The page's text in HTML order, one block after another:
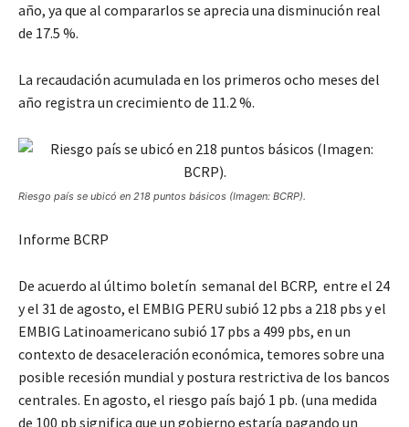
año, ya que al compararlos se aprecia una disminución real
de 17.5 %.
La recaudación acumulada en los primeros ocho meses del
año registra un crecimiento de 11.2 %.
Riesgo país se ubicó en 218 puntos básicos (Imagen: BCRP).
Informe BCRP
De acuerdo al último boletín semanal del BCRP, entre el 24
y el 31 de agosto, el EMBIG PERU subió 12 pbs a 218 pbs y el
EMBIG Latinoamericano subió 17 pbs a 499 pbs, en un
contexto de desaceleración económica, temores sobre una
posible recesión mundial y postura restrictiva de los bancos
centrales. En agosto, el riesgo país bajó 1 pb. (una medida
de 100 pb significa que un gobierno estaría pagando un